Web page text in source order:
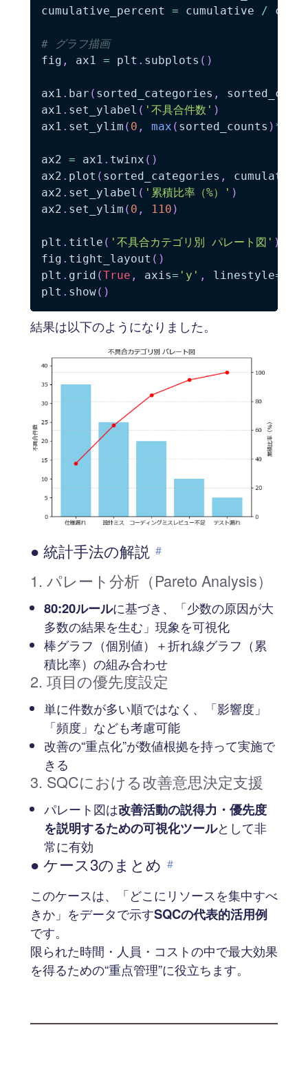
cumulative_percent = cumulative /
# グラフ描画
fig , ax1 = plt . subplots ( )
ax1 . bar ( sorted_categories ,
ax1 . set_ylabel ( '不具合件数' )
ax1 . set_ylim ( 0 , max ( sorted_counts ) *
ax2 = ax1 . twinx ( )
ax2 . plot ( sorted_categories ,
ax2 . set_ylabel ( '累積比率（%）' )
ax2 . set_ylim ( 0 , 110 )
plt . title ( '不具合カテゴリ別 パレート図' )
fig . tight_layout ( )
plt . grid (True , axis= 'y' , linestyle=
plt . show( )
結果は以下のようになりました。
● 統計手法の解説 #
1. パレート分析（Pareto Analysis）
80:20ルールに基づき、「少数の原因が大
多数の結果を生む」現象を可視化
棒グラフ（個別値）＋折れ線グラフ（累
積比率）の組み合わせ
2. 項目の優先度設定
単に件数が多い順ではなく、「影響度」
「頻度」なども考慮可能
改善の“重点化”が数値根拠を持って実施で
きる
3. SQCにおける改善意思決定支援
パレート図は改善活動の説得力・優先度
を説明するための可視化ツールとして非
常に有効
● ケース3のまとめ #
このケースは、「どこにリソースを集中すべ
きか」をデータで示すSQCの代表的活用例
です。
限られた時間・人員・コストの中で最大効果
を得るための“重点管理”に役立ちます。